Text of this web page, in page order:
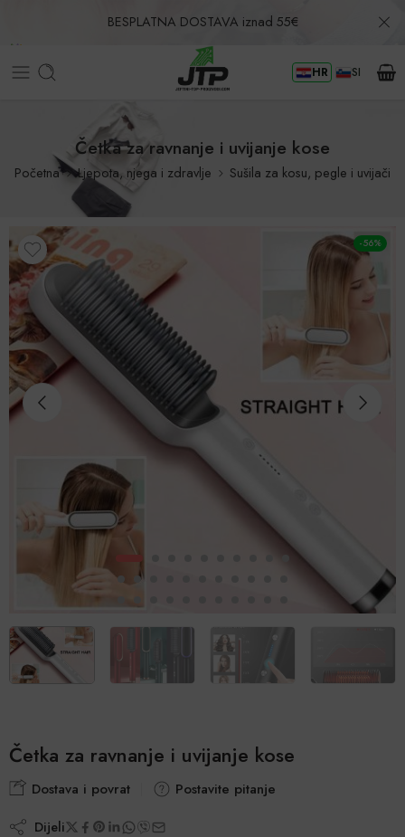
BESPLATNA DOSTAVA iznad 55€
Povrat u roku od 30 dana! HR SI
Četka za ravnanje i uvijanje kose
Početna Ljepota, njega i zdravlje Sušila za kosu, pegle i uvijači
-56%
Četka za ravnanje i uvijanje kose
Dostava i povrat Postavite pitanje
Dijeli